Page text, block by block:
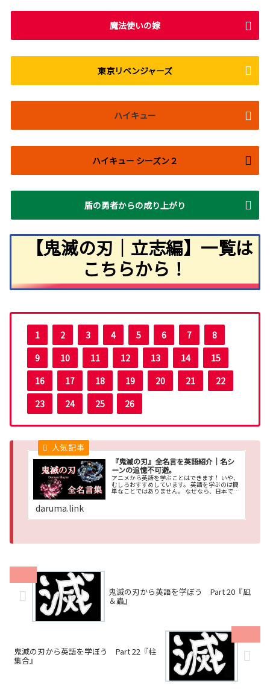
魔法使いの嫁
東京リベンジャーズ
ハイキュー
ハイキュー シーズン２
盾の勇者からの成り上がり
【鬼滅の刃｜立志編】一覧は
こちらから！
1 2 3 4 5 6 7
8
9
10 11 12 13 14
15
16
17 18 19 20 21
22
23
24 25 26
『鬼滅の刃』全名言を英語紹介｜名シ
ーンの追憶不可避。
アニメから英語を学ぶことはできます！ いや、
むしろおすすめしています。 英語を学ぶのは簡
単なことではありません。 なぜなら、日本では
英語を使わないから。 さらに、、、
daruma.link
鬼滅の刃から英語を学ぼう Part 20『凪
＆蟲』
鬼滅の刃から英語を学ぼう Part 22『柱
集合』